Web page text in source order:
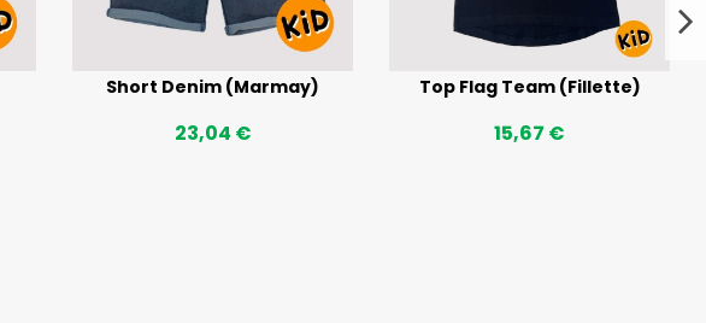
Short Denim (Marmay)
23,04 €
Top Flag Team (Fillette)
15,67 €